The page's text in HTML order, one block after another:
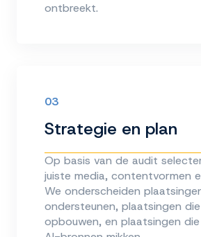
ontbreekt.
03
Strategie en plan
Op basis van de audit
juiste media, contentvormen
We onderscheiden
ondersteunen, plaatsingen
opbouwen, en plaatsingen